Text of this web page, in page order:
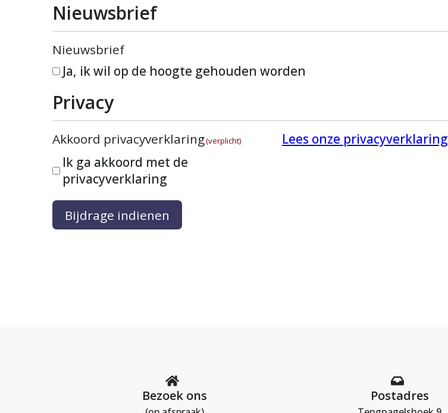
Nieuwsbrief
Nieuwsbrief
Ja, ik wil op de hoogte gehouden worden
Privacy
Akkoord privacyverklaring(verplicht)
Ik ga akkoord met de
privacyverklaring
Lees onze privacyverklaring
Bijdrage indienen
Bezoek ons Postadres